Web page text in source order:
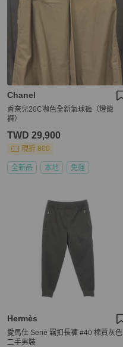
Chanel
香奈兒20C咖色全新氣球褲（燈籠
褲）
TWD 29,900
現折 800
全新品 本地 免運
Hermès
愛馬仕 Serie 羈扣長褲 #40 棉質灰色
二手男裝